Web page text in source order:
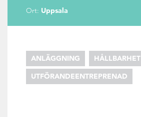
Ort: Uppsala
ANLÄGGNING HÅLLBARHET
UTFÖRANDEENTREPRENAD